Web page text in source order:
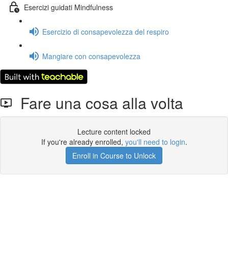
Esercizi guidati Mindfulness
Esercizio di consapevolezza del respiro
Mangiare con consapevolezza
Fare una cosa alla volta
Lecture content locked
If you're already enrolled, you'll need to login.
Enroll in Course to Unlock